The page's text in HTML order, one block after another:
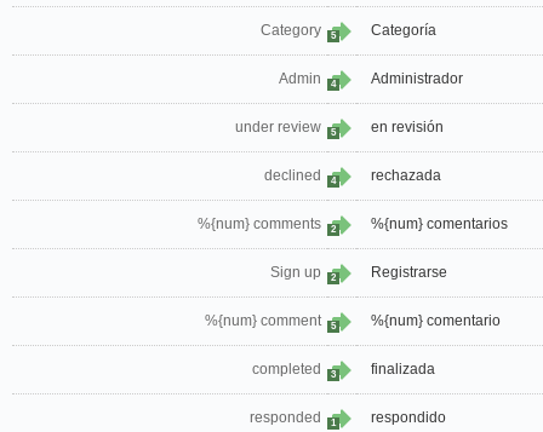
Category 5 Categoría
Admin 4 Administrador
under review 5 en revisión
declined 4 rechazada
%{num} comments 2 %{num} comentarios
Sign up 2 Registrarse
%{num} comment 5 %{num} comentario
completed 3 finalizada
responded 1 respondido